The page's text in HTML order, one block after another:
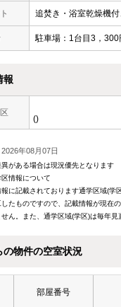
追焚き・浴室乾燥機
駐車場：1台目3，
報
()
年08月07日
がある場合は現況優先となります
情報について
報に記載されております通学区域(
たものですので、記載情報が現在
ん。また、通学区域(学区)は毎年
の物件の空室状況
部屋番号